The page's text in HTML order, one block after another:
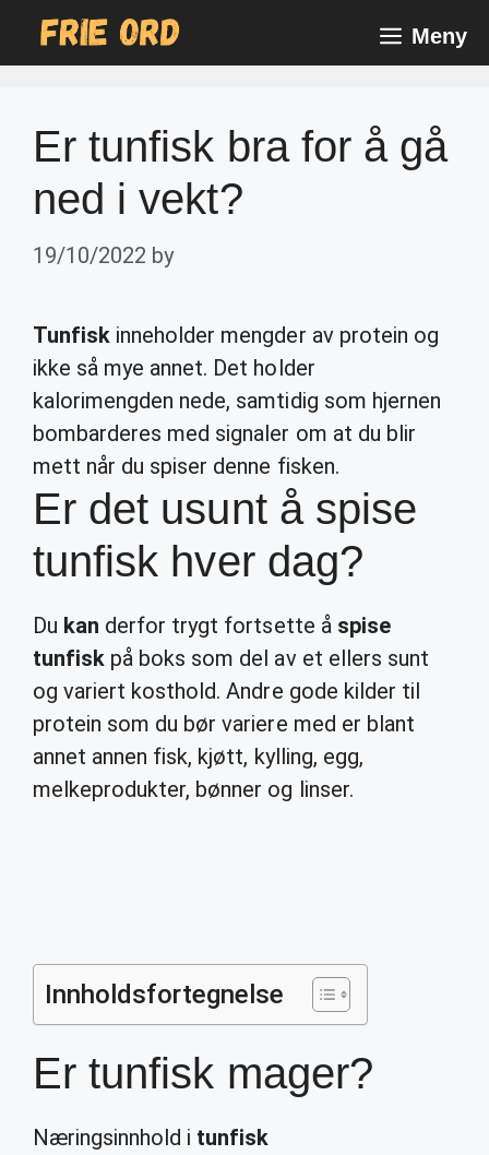
Meny
Er tunfisk bra for å gå
ned i vekt?
19/10/2022 by
Tunfisk inneholder mengder av protein og
ikke så mye annet. Det holder
kalorimengden nede, samtidig som hjernen
bombarderes med signaler om at du blir
mett når du spiser denne fisken.
Er det usunt å spise
tunfisk hver dag?
Du kan derfor trygt fortsette å spise
tunfisk på boks som del av et ellers sunt
og variert kosthold. Andre gode kilder til
protein som du bør variere med er blant
annet annen fisk, kjøtt, kylling, egg,
melkeprodukter, bønner og linser.
Innholdsfortegnelse
Er tunfisk mager?
Næringsinnhold i tunfisk